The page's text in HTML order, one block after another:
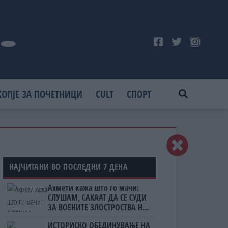
ЗА ПОЧЕТНИЦИ CULT СПОРТ
НАЈЧИТАНИ ВО ПОСЛЕДНИ 7 ДЕНА
Ахмети кажа што го мачи:
СЛУШАМ, САКААТ ДА СЕ СУДИ
ЗА ВОЕНИТЕ ЗЛОСТРОСТВА НА
ИСТОРИСКО ОБЕДИНУВАЊЕ НА